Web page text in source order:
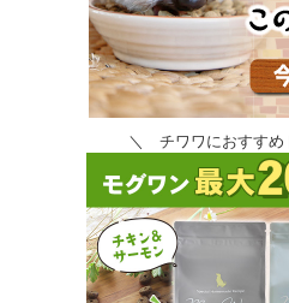
＼ チワワにおすす